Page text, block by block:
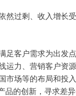
过剩、收入增长
客户需求为出发
运力、营销客户资
场等的布局和投
的创新，寻求差